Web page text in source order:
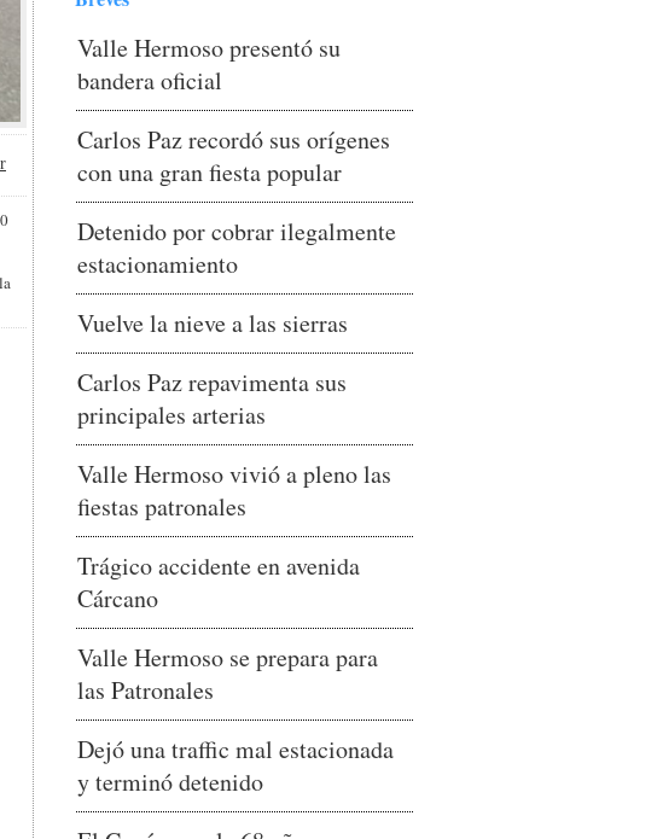
Valle Hermoso presentó su
bandera oficial
Carlos Paz recordó sus orígenes
con una gran fiesta popular
Detenido por cobrar ilegalmente
estacionamiento
Vuelve la nieve a las sierras
Carlos Paz repavimenta sus
principales arterias
Valle Hermoso vivió a pleno las
fiestas patronales
Trágico accidente en avenida
Cárcano
Valle Hermoso se prepara para
las Patronales
Dejó una traffic mal estacionada
y terminó detenido